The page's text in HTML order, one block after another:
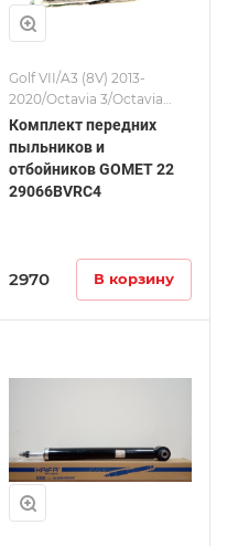
Golf VII/A3 (8V) 2013-
2020/Octavia 3/Octavia
4/Leon (5F)/Комплекты
Комплект передних
пыльников и
отбойников GOMET 22
29066BVRC4
2970 В корзину